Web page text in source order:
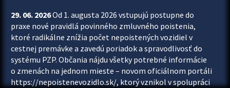
29. 06. 2026Od 1. augusta 2026 vstupujú postupne do
praxe nové pravidlá povinného zmluvného poistenia,
ktoré radikálne znížia počet nepoistených vozidiel v
cestnej premávke a zavedú poriadok a spravodlivosť do
systému PZP. Občania nájdu všetky potrebné informácie
o zmenách na jednom mieste – novom oficiálnom portáli
https://nepoistenevozidlo.sk/, ktorý vznikol v spolupráci